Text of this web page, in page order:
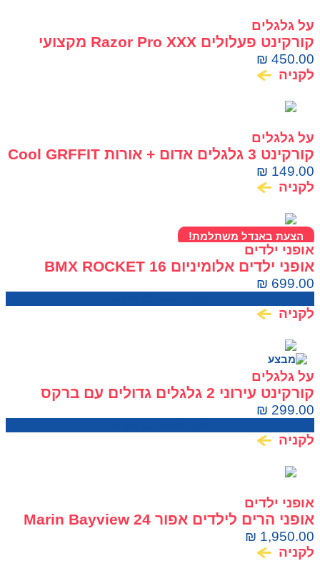
על גלגלים
קורקינט פעלולים Razor Pro XXX מקצועי
לפריסטייל וסקייטפארק
₪ 450.00
לקניה
על גלגלים
קורקינט 3 גלגלים אדום + אורות Cool GRFFIT
₪ 149.00
לקניה
הצעת באנדל משתלמת!
אופני ילדים
אופני ילדים אלומיניום BMX ROCKET 16
₪ 699.00
לקניה
על גלגלים
קורקינט עירוני 2 גלגלים גדולים עם ברקס
ובולמים CITY SCOTER
₪ 299.00
לקניה
אופני ילדים
אופני הרים לילדים אפור 24 Marin Bayview
Trail
₪ 1,950.00
לקניה